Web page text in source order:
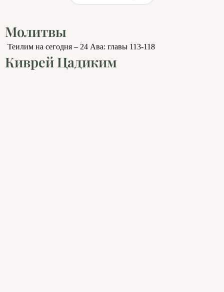
Молитвы
Теилим на сегодня – 24 Ава: главы 113-118
Киврей Цадиким